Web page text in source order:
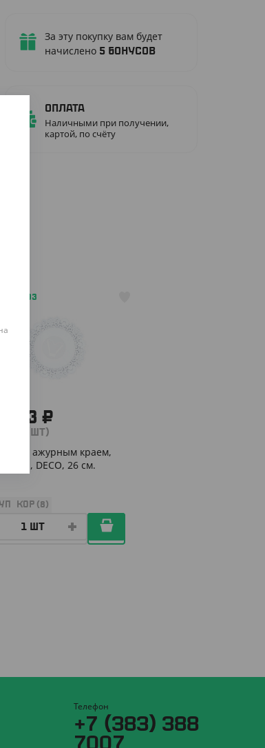
За эту покупку вам будет
начислено 5 бонусов
Оплата
Наличными при получении,
картой, по счёту
₽
₽/ШТ)
с ажурным краем,
уп.., DECO, 26 см.
УП КОР (8)
Телефон
+7 (383) 388
7007